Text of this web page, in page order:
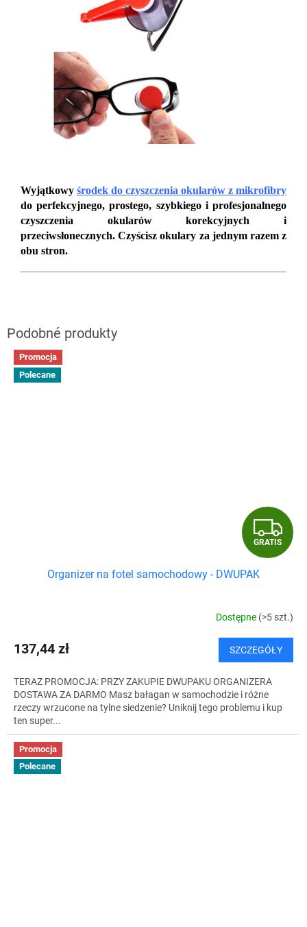
Wyjątkowy środek do czyszczenia okularów z mikrofibry
do perfekcyjnego, prostego, szybkiego i profesjonalnego
czyszczenia okularów korekcyjnych i
przeciwsłonecznych. Czyścisz okulary za jednym razem z
obu stron.
Promocja
Polecane
G
R
T
I
S
GRATIS
Organizer na fotel samochodowy - DWUPAK
Dostępne (>5 szt.)
137,44 zł SZCZEGÓŁY
TERAZ PROMOCJA: PRZY ZAKUPIE DWUPAKU ORGANIZERA
DOSTAWA ZA DARMO Masz bałagan w samochodzie i różne
rzeczy wrzucone na tylne siedzenie? Uniknij tego problemu i kup
ten super...
Promocja
Polecane